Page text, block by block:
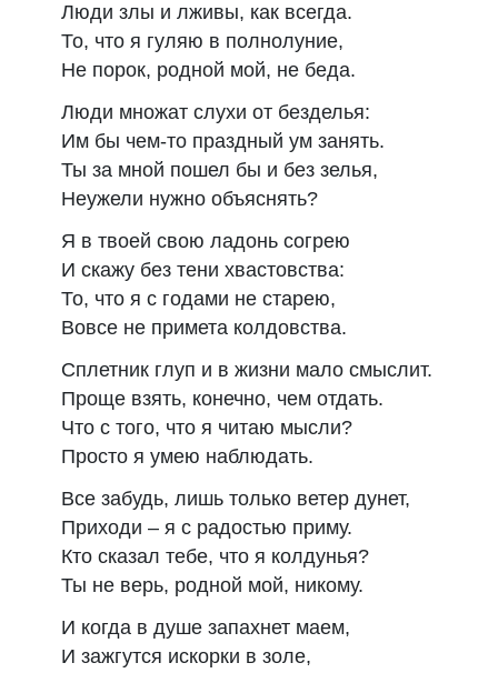
Люди злы и лживы, как всегда.
То, что я гуляю в полнолуние,
Не порок, родной мой, не беда.
Люди множат слухи от безделья:
Им бы чем-то праздный ум занять.
Ты за мной пошел бы и без зелья,
Неужели нужно объяснять?
Я в твоей свою ладонь согрею
И скажу без тени хвастовства:
То, что я с годами не старею,
Вовсе не примета колдовства.
Сплетник глуп и в жизни мало смыслит.
Проще взять, конечно, чем отдать.
Что с того, что я читаю мысли?
Просто я умею наблюдать.
Все забудь, лишь только ветер дунет,
Приходи – я с радостью приму.
Кто сказал тебе, что я колдунья?
Ты не верь, родной мой, никому.
И когда в душе запахнет маем,
И зажгутся искорки в золе,